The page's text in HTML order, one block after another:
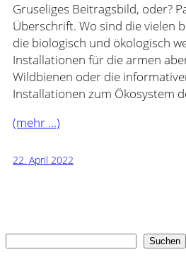
Gruseliges Beitragsbild, oder?
Überschrift. Wo sind die vielen
die biologisch und ökologisch
Installationen für die armen
Wildbienen oder die
Installationen zum Ökosystem
(mehr …)
22. April 2022
Suchen